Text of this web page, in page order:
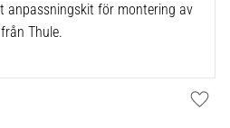
anpassningskit för montering av
Thule.